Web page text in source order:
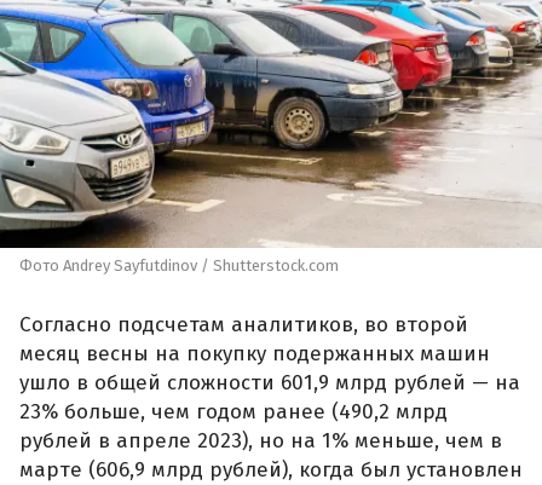
Фото Andrey Sayfutdinov / Shutterstock.com
Согласно подсчетам аналитиков, во второй
месяц весны на покупку подержанных машин
ушло в общей сложности 601,9 млрд рублей — на
23% больше, чем годом ранее (490,2 млрд
рублей в апреле 2023), но на 1% меньше, чем в
марте (606,9 млрд рублей), когда был установлен